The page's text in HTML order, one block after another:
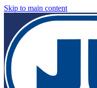
Skip to main content